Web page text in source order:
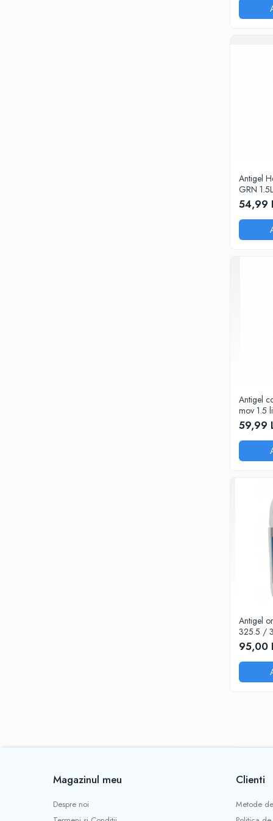
Antigel
GRN 1.5L
54,99
Antigel
mov 1.5
59,99
Antigel
325.5 /
Litru
95,00
Magazinul meu
Despre noi
Clienti
Metode